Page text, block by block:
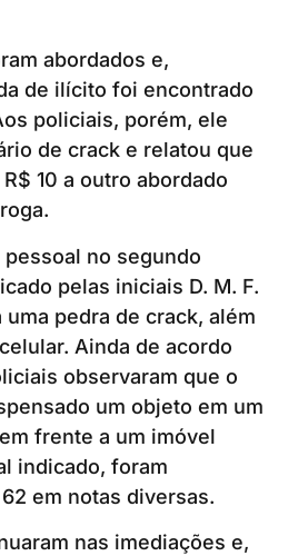
abordados e,
de ilícito foi encontrado
policiais, porém, ele
de crack e relatou que
10 a outro abordado
pessoal no segundo
pelas iniciais D. M. F.
pedra de crack, além
Ainda de acordo
observaram que o
um objeto em um
frente a um imóvel
indicado, foram
em notas diversas.
nas imediações e,